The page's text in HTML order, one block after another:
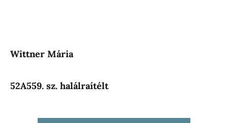
Wittner Mária
52A559. sz. halálraítélt